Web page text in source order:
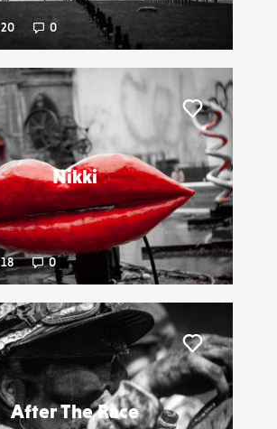
20 0
Nikki
18 0
Liker
After The Race
Liker